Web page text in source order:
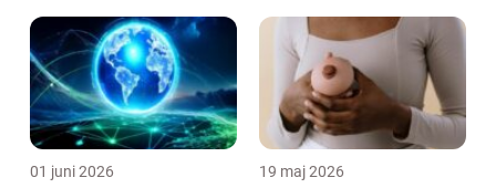
01 juni 2026 19 maj 2026